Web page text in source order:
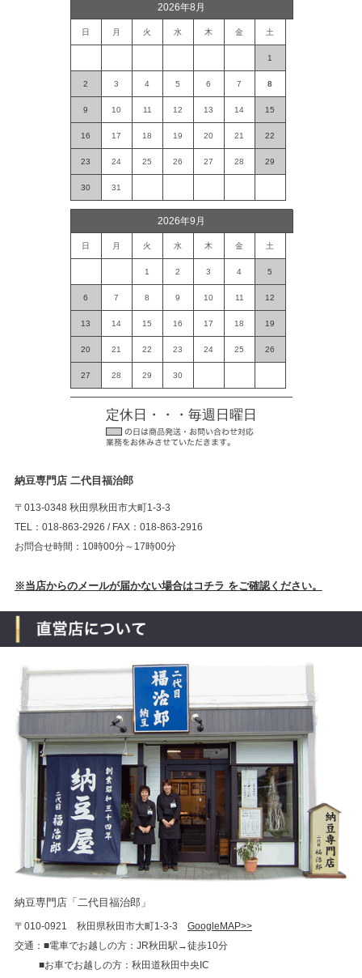
2026年8月
日 月 火 水 木 金 土
1
2 3 4 5 6 7 8
9 10 11 12 13 14 15
16 17 18 19 20 21 22
23 24 25 26 27 28 29
30 31
2026年9月
日 月 火 水 木 金 土
1 2 3 4 5
6 7 8 9 10 11 12
13 14 15 16 17 18 19
20 21 22 23 24 25 26
27 28 29 30
定休日・・・毎週日曜日
納豆専門店 二代目福治郎
〒013-0348 秋田県秋田市大町1-3-3
TEL：018-863-2926 / FAX：018-863-2916
お問合せ時間：10時00分～17時00分
※当店からのメールが届かない場合はコチラ をご確認ください。
納豆専門店「二代目福治郎」
〒010-0921 秋田県秋田市大町1-3-3 GoogleMAP>>
交通：■電車でお越しの方：JR秋田駅→徒歩10分
■お車でお越しの方：秋田道秋田中央IC